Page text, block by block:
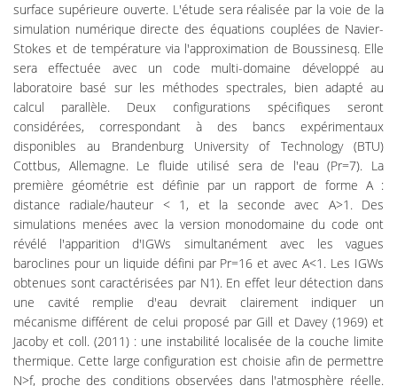
surface supérieure ouverte. L'étude sera réalisée par la voie de la
simulation numérique directe des équations couplées de Navier-
Stokes et de température via l'approximation de Boussinesq. Elle
sera effectuée avec un code multi-domaine développé au
laboratoire basé sur les méthodes spectrales, bien adapté au
calcul parallèle. Deux configurations spécifiques seront
considérées, correspondant à des bancs expérimentaux
disponibles au Brandenburg University of Technology (BTU)
Cottbus, Allemagne. Le fluide utilisé sera de l'eau (Pr=7). La
première géométrie est définie par un rapport de forme A :
distance radiale/hauteur < 1, et la seconde avec A>1. Des
simulations menées avec la version monodomaine du code ont
révélé l'apparition d'IGWs simultanément avec les vagues
baroclines pour un liquide défini par Pr=16 et avec A<1. Les IGWs
obtenues sont caractérisées par N1). En effet leur détection dans
une cavité remplie d'eau devrait clairement indiquer un
mécanisme différent de celui proposé par Gill et Davey (1969) et
Jacoby et coll. (2011) : une instabilité localisée de la couche limite
thermique. Cette large configuration est choisie afin de permettre
N>f, proche des conditions observées dans l'atmosphère réelle.